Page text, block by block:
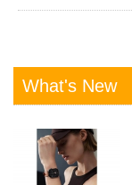
What's New